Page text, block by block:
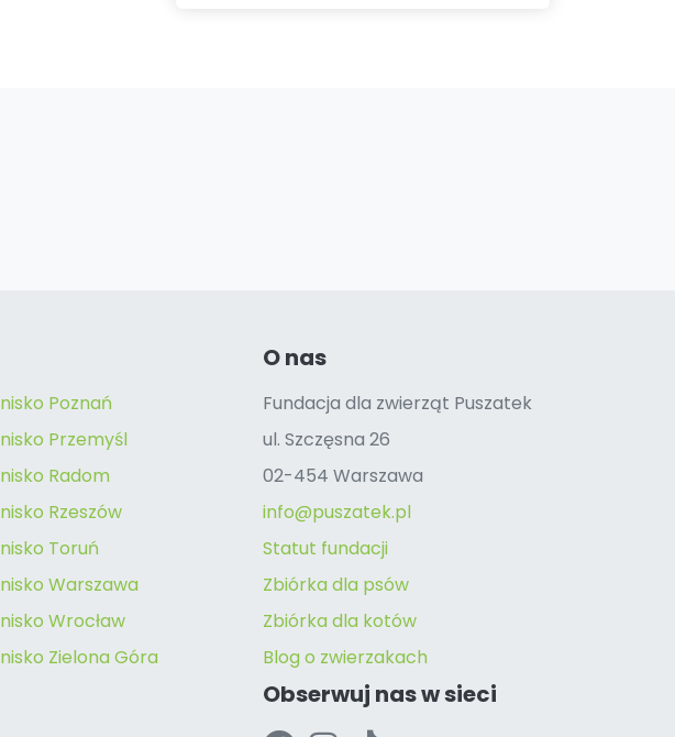
Poznań
Przemyśl
Radom
Rzeszów
Toruń
Warszawa
Wrocław
Zielona Góra
O nas
Fundacja dla zwierząt Puszatek
ul. Szczęsna 26
02-454 Warszawa
info@puszatek.pl
Statut fundacji
Zbiórka dla psów
Zbiórka dla kotów
Blog o zwierzakach
Obserwuj nas w sieci